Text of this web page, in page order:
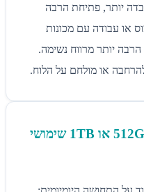
פתיחת הרבה
עבודה עם מכונות
יותר מרווח נשימה.
או מולחם על הלוח.
3. אחסון: NVMe עדיף, ו-512GB או 1TB שימושי